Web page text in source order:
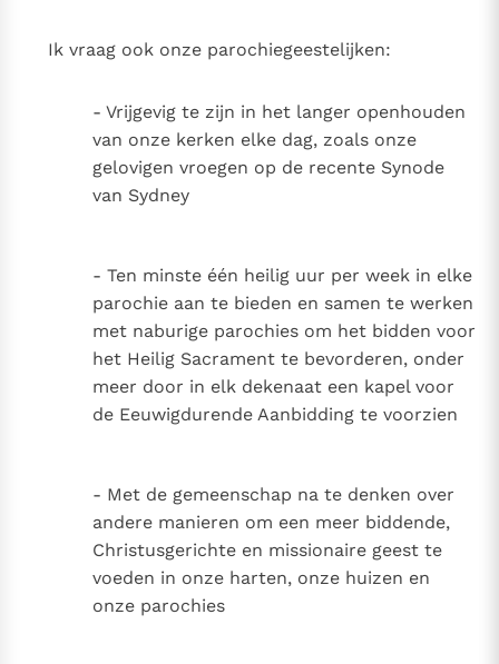
Ik vraag ook onze parochiegeestelijken:
- Vrijgevig te zijn in het langer openhouden
van onze kerken elke dag, zoals onze
gelovigen vroegen op de recente Synode
van Sydney
- Ten minste één heilig uur per week in elke
parochie aan te bieden en samen te werken
met naburige parochies om het bidden voor
het Heilig Sacrament te bevorderen, onder
meer door in elk dekenaat een kapel voor
de Eeuwigdurende Aanbidding te voorzien
- Met de gemeenschap na te denken over
andere manieren om een meer biddende,
Christusgerichte en missionaire geest te
voeden in onze harten, onze huizen en
onze parochies